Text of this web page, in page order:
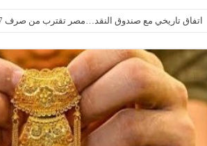
اتفاق تاريخي مع صندوق النقد…مصر تقترب من صرف 2.7 مليار دولار بعد إتمام المراجعتين